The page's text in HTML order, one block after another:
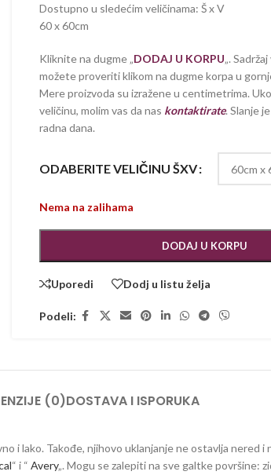
Dostupno u sledećim veličinama: Š x V
60 x 60cm
Kliknite na dugme „DODAJ U KORPU„.
možete proveriti klikom na dugme korpa u
Mere proizvoda su izražene u centimetrima.
veličinu, molim vas da nas kontaktirate. Slanje
radna dana.
ODABERITE VELIČINU ŠXV
Nema na zalihama
DODAJ U KORPU
Uporedi Dodj u listu želja
Podeli:
(0)DOSTAVA I ISPORUKA
i lako. Takođe, njihovo uklanjanje ne ostavlja nered
“ i “ Avery„. Mogu se zalepiti na sve galtke površine: